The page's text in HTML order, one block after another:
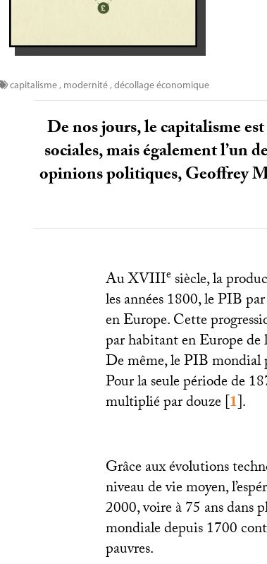
capitalisme, modernité,décollage économique
De nos jours, le capitalisme
sociales, mais également l’un
opinions politiques, Geoffrey
AuXVIIIe siècle, la
les années 1800, lePIB
en Europe. Cette
par habitant en Europe de
De même, lePIBmondial
Pour la seule période de
multiplié par douze[1].
Grâce aux évolutions
niveau de vie moyen,
2000, voire à 75 ans dans
mondiale depuis 1700
pauvres.